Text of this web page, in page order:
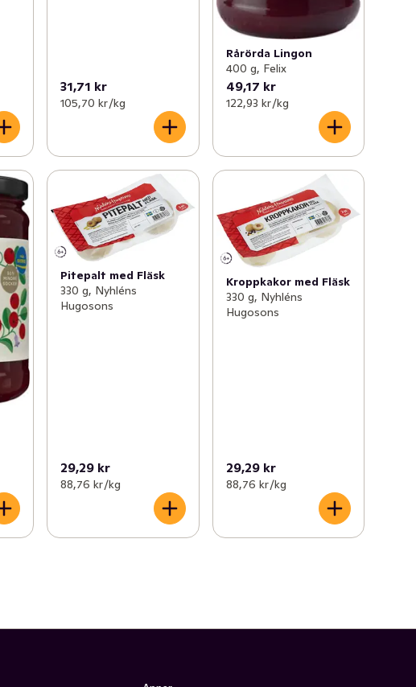
31,71 kr
105,70 kr /kg
Rårörda Lingon
400 g, Felix
49,17 kr
122,93 kr /kg
Pitepalt med Fläsk
330 g, Nyhléns
Hugosons
29,29 kr
88,76 kr /kg
Kroppkakor med Fläsk
330 g, Nyhléns
Hugosons
29,29 kr
88,76 kr /kg